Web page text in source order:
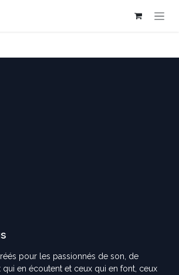
pour les passionnés de son, de
en écoutent et ceux qui en font, ceux